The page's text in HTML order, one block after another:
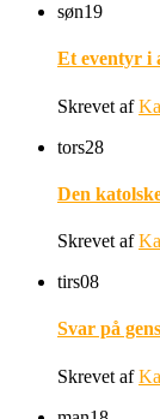
søn19
Et eventyr i
Skrevet af
tors28
Den
Skrevet af
tirs08
Svar på
Skrevet af